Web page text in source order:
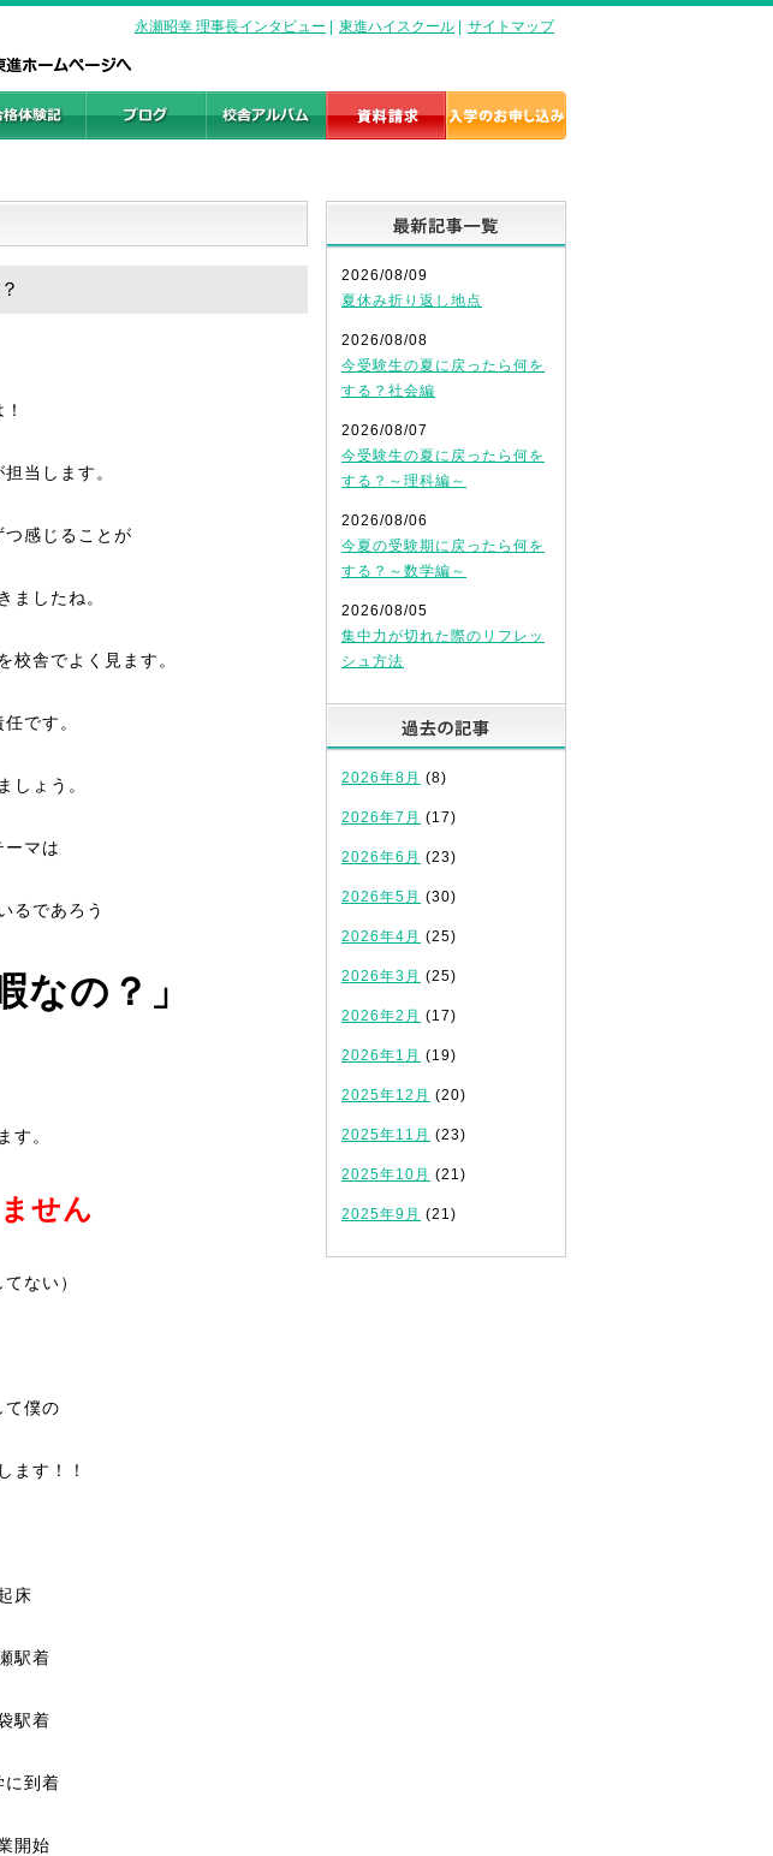
永瀬昭幸 理事長インタビュー 東進ハイスクール サイトマップ
当します。
感じることが
ましたね。
校舎でよく見ます。
です。
しょう。
ーマは
るであろう
なの？」
す。
せん
ない）
て僕の
ます！！
床
駅着
駅着
到着
開始
2026/08/09
夏休み折り返し地点
2026/08/08
今受験生の夏に戻ったら何を
する？社会編
2026/08/07
今受験生の夏に戻ったら何を
する？～理科編～
2026/08/06
今夏の受験期に戻ったら何を
する？～数学編～
2026/08/05
集中力が切れた際のリフレッ
シュ方法
2026年8月 (8)
2026年7月 (17)
2026年6月 (23)
2026年5月 (30)
2026年4月 (25)
2026年3月 (25)
2026年2月 (17)
2026年1月 (19)
2025年12月 (20)
2025年11月 (23)
2025年10月 (21)
2025年9月 (21)